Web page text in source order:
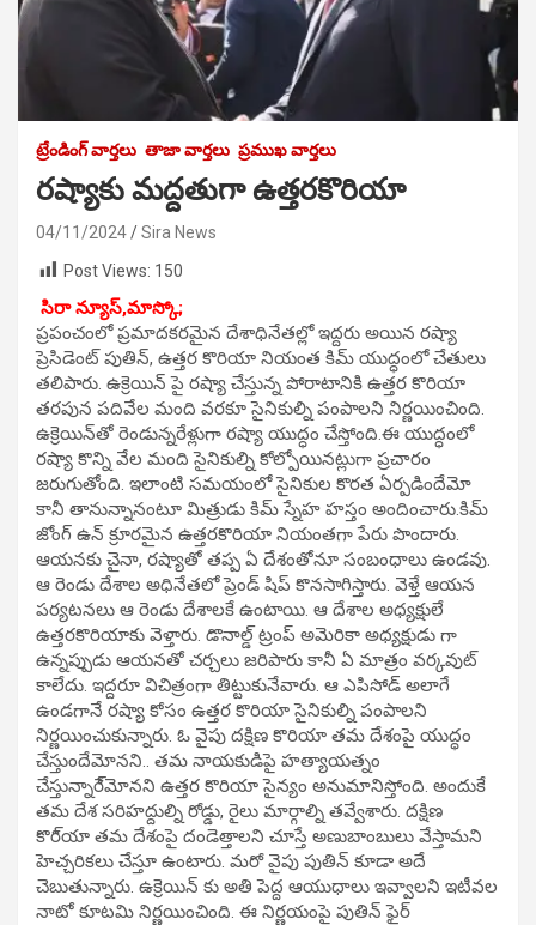
ట్రేండింగ్ వార్తలు తాజా వార్తలు ప్రముఖ వార్తలు
రష్యాకు మద్దతుగా ఉత్తరకొరియా
04/11/2024
Sira News
Post Views: 150
సిరా న్యూస్,మాస్కో;
ప్రపంచంలో ప్రమాదకరమైన దేశాధినేతల్లో ఇద్దరు అయిన రష్యా
ప్రెసిడెంట్ పుతిన్, ఉత్తర కొరియా నియంత కిమ్ యుద్ధంలో చేతులు
తలిపారు. ఉక్రెయిన్ పై రష్యా చేస్తున్న పోరాటానికి ఉత్తర కొరియా
తరపున పదివేల మంది వరకూ సైనికుల్ని పంపాలని నిర్ణయించింది.
ఉక్రెయిన్‌తో రెండున్నరేళ్లుగా రష్యా యుద్ధం చేస్తోంది.ఈ యుద్ధంలో
రష్యా కొన్ని వేల మంది సైనికుల్ని కోల్పోయినట్లుగా ప్రచారం
జరుగుతోంది. ఇలాంటి సమయంలో సైనికుల కొరత ఏర్పడిందేమో
కానీ తానున్నానంటూ మిత్రుడు కిమ్ స్నేహ హస్తం అందించారు.కిమ్
జోంగ్ ఉన్ క్రూరమైన ఉత్తరకొరియా నియంతగా పేరు పొందారు.
ఆయనకు చైనా, రష్యాతో తప్ప ఏ దేశంతోనూ సంబంధాలు ఉండవు.
ఆ రెండు దేశాల అధినేతలో ప్రెండ్ షిప్ కొనసాగిస్తారు. వెళ్తే ఆయన
పర్యటనలు ఆ రెండు దేశాలకే ఉంటాయి. ఆ దేశాల అధ్యక్షులే
ఉత్తరకొరియాకు వెళ్తారు. డొనాల్డ్ ట్రంప్ అమెరికా అధ్యక్షుడు గా
ఉన్నప్పుడు ఆయనతో చర్చలు జరిపారు కానీ ఏ మాత్రం వర్కవుట్
కాలేదు. ఇద్దరూ విచిత్రంగా తిట్టుకునేవారు. ఆ ఎపిసోడ్ అలాగే
ఉండగానే రష్యా కోసం ఉత్తర కొరియా సైనికుల్ని పంపాలని
నిర్ణయించుకున్నారు. ఓ వైపు దక్షిణ కొరియా తమ దేశంపై యుద్ధం
చేస్తుందేమోనని.. తమ నాయకుడిపై హత్యాయత్నం
చేస్తున్నారే్మోనని ఉత్తర కొరియా సైన్యం అనుమానిస్తోంది. అందుకే
తమ దేశ సరిహద్దుల్ని రోడ్డు, రైలు మార్గాల్ని తవ్వేశారు. దక్షిణ
కొరి్యా తమ దేశంపై దండెత్తాలని చూస్తే అణుబాంబులు వేస్తామని
హెచ్చరికలు చేస్తూ ఉంటారు. మరో వైపు పుతిన్ కూడా అదే
చెబుతున్నారు. ఉక్రెయిన్ కు అతి పెద్ద ఆయుధాలు ఇవ్వాలని ఇటీవల
నాటో కూటమి నిర్ణయించింది. ఈ నిర్ణయంపై పుతిన్ ఫైర్